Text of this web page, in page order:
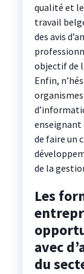
qualité et
travail
des avis
objectif de
Enfin,
enseignant
de faire un
de la
Les
avec
du